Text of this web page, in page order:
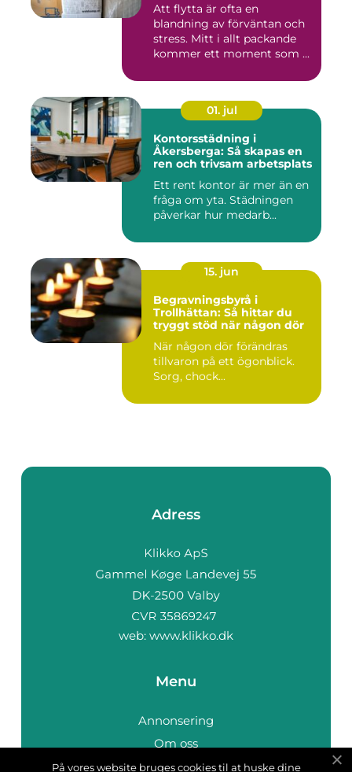
Att flytta är ofta en
blandning av förväntan och
stress. Mitt i allt packande
kommer ett moment som ...
01. jul
Kontorsstädning i
Åkersberga: Så skapas en
ren och trivsam arbetsplats
Ett rent kontor är mer än en
fråga om yta. Städningen
påverkar hur medarb...
15. jun
Begravningsbyrå i
Trollhättan: Så hittar du
tryggt stöd när någon dör
När någon dör förändras
tillvaron på ett ögonblick.
Sorg, chock...
Adress
web: www.klikko.dk
Menu
Annonsering
Om oss
Cookies
På vores website bruges cookies til at huske dine